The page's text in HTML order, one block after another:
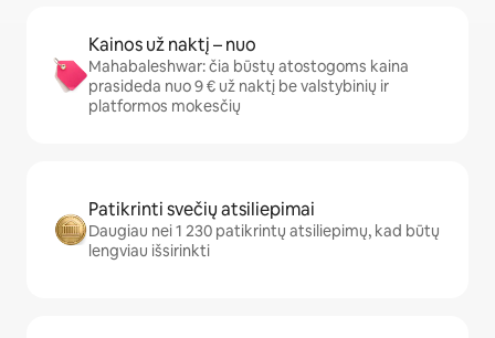
Kainos už naktį – nuo
Mahabaleshwar: čia būstų atostogoms kaina
prasideda nuo 9 € už naktį be valstybinių ir
platformos mokesčių
Patikrinti svečių atsiliepimai
Daugiau nei 1 230 patikrintų atsiliepimų, kad būtų
lengviau išsirinkti